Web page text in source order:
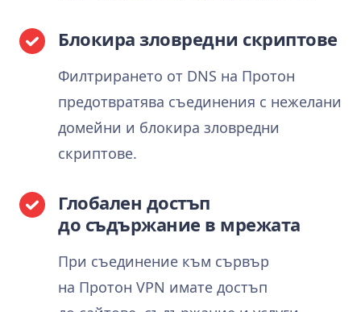
Блокира зловредни скриптове
Филтрирането от DNS на Протон
предотвратява съединения с нежелани
домейни и блокира зловредни
скриптове.
Глобален достъп
до съдържание в мрежата
При съединение към сървър
на Протон VPN имате достъп